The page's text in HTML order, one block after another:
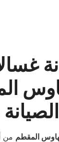
المقطم من